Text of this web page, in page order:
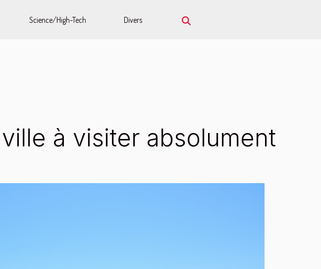
Science/High-Tech Divers
à visiter absolument